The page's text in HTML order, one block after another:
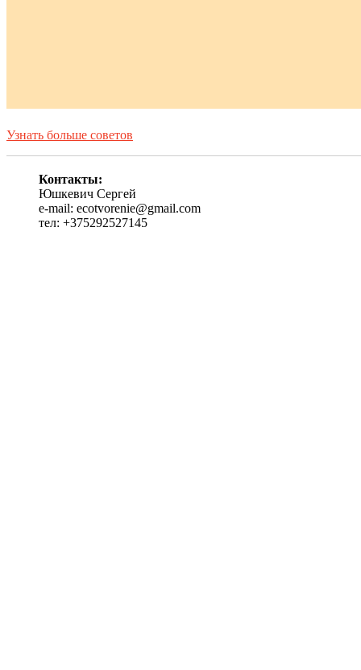
Узнать больше советов
Контакты:
Юшкевич Сергей
e-mail: ecotvorenie@gmail.com
тел: +375292527145